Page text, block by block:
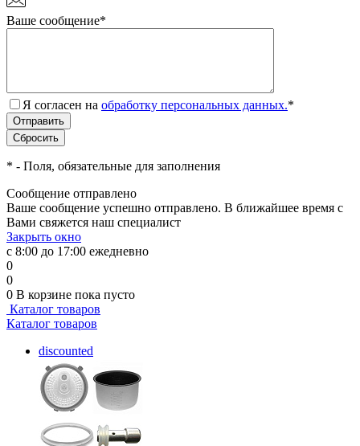
Ваше сообщение*
Я согласен на обработку персональных данных.*
* - Поля, обязательные для заполнения
Сообщение отправлено
Ваше сообщение успешно отправлено. В ближайшее время с
Вами свяжется наш специалист
Закрыть окно
с 8:00 до 17:00 ежедневно
0
0
0 В корзине пока пусто
Каталог товаров
Каталог товаров
discounted